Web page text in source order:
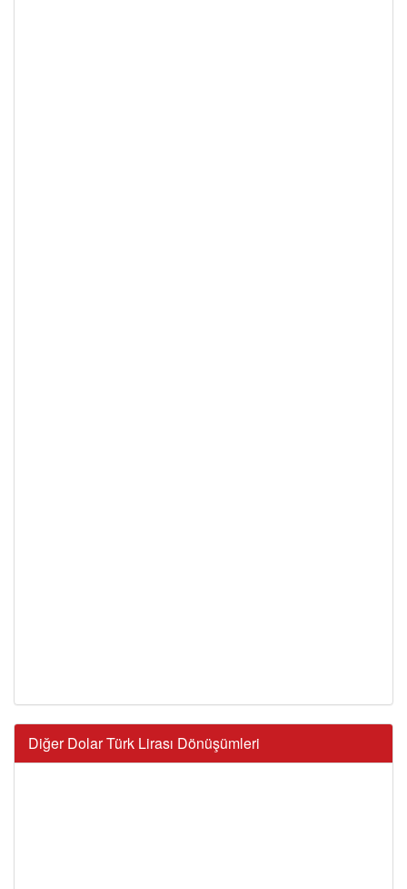
Diğer Dolar Türk Lirası Dönüşümleri